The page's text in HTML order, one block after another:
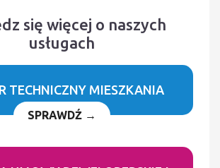
się więcej o naszych
usługach
TECHNICZNY MIESZKANIA
SPRAWDŹ →